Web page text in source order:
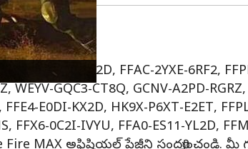
8BS5-JW2D, FFAC-2YXE-6RF2,
GQC3-CT8Q, GCNV-A2PD-
FFE4-E0DI-KX2D, HK9X-P6XT-E2ET,
FFX6-0C2I-IVYU, FFA0-ES11-YL2D,